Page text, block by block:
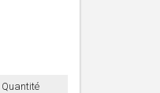
Quantité